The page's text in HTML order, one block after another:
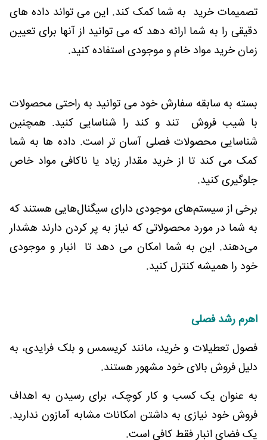
تصمیمات خرید به شما کمک کند. این می تواند داده های
دقیقی را به شما ارائه دهد که می توانید از آنها برای تعیین
زمان خرید مواد خام و موجودی استفاده کنید.
بسته به سابقه سفارش خود می توانید به راحتی محصولات
با شیب فروش تند و کند را شناسایی کنید. همچنین
شناسایی محصولات فصلی آسان تر است. داده ها به شما
کمک می کند تا از خرید مقدار زیاد یا ناکافی مواد خاص
جلوگیری کنید.
برخی از سیستم‌های موجودی دارای سیگنال‌هایی هستند که
به شما در مورد محصولاتی که نیاز به پر کردن دارند هشدار
می‌دهند. این به شما امکان می دهد تا انبار و موجودی
خود را همیشه کنترل کنید.
اهرم رشد فصلی
فصول تعطیلات و خرید، مانند کریسمس و بلک فرایدی، به
دلیل فروش بالای خود مشهور هستند.
به عنوان یک کسب و کار کوچک، برای رسیدن به اهداف
فروش خود نیازی به داشتن امکانات مشابه آمازون ندارید.
یک فضای انبار فقط کافی است.